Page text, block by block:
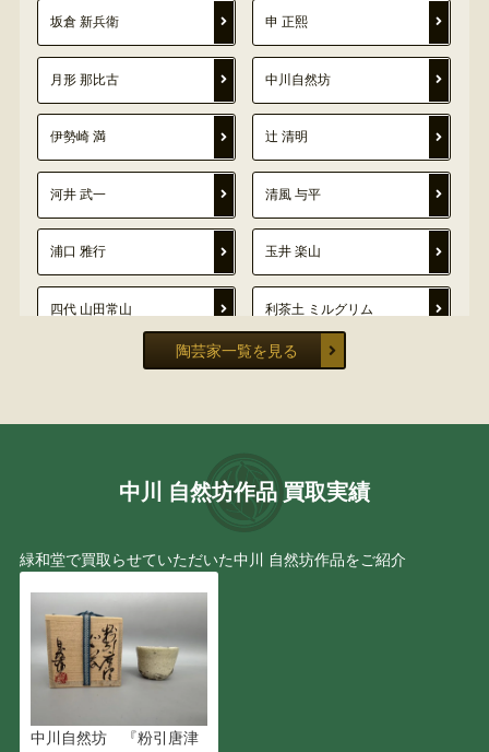
坂倉 新兵衛 申 正熙
月形 那比古 中川自然坊
伊勢崎 満 辻 清明
河井 武一 清風 与平
浦口 雅行 玉井 楽山
四代 山田常山 利茶土 ミルグリム
伊万里焼・有田焼
今井 政之 伊藤 北斗
小川 長楽
本阿弥 光悦
山口 真人
陶芸家一覧を見る
中川 自然坊作品 買取実績
緑和堂で買取らせていただいた中川 自然坊作品をご紹介
中川自然坊 『粉引唐津